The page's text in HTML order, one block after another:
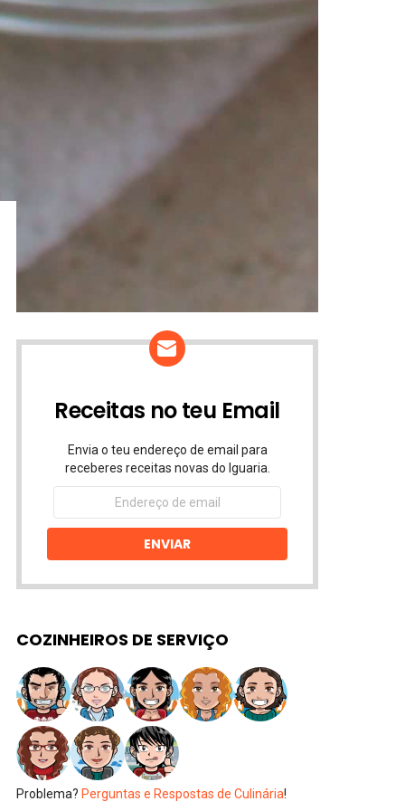
Receitas no teu Email
Envia o teu endereço de email para
receberes receitas novas do Iguaria.
Endereço
email
ENVIAR
COZINHEIROS DE SERVIÇO
Problema? Perguntas e Respostas de Culinária!